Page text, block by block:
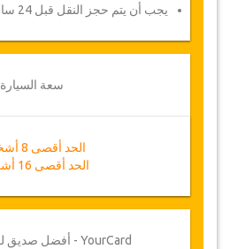
يجب أن يتم حجز النقل قبل 24 ساعة من موعده
سعة السيارة
الحد أقصى 8 أشخاص
الحد أقصى 16 أشخاص
YourCard - أفضل صديق لك عند السفر !